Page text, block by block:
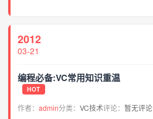
2012
03-21
编程必备:VC常用知识重温
HOT
作者：admin分类：VC技术评论：暂无评论